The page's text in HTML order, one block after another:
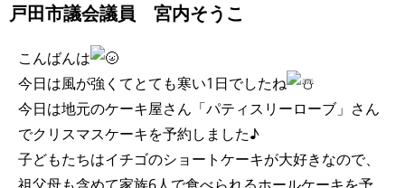
戸田市議会議員 宮内そうこ
こんばんは
今日は風が強くてとても寒い1日でしたね
今日は地元のケーキ屋さん「パティスリーローブ」さん
でクリスマスケーキを予約しました♪
子どもたちはイチゴのショートケーキが大好きなので、